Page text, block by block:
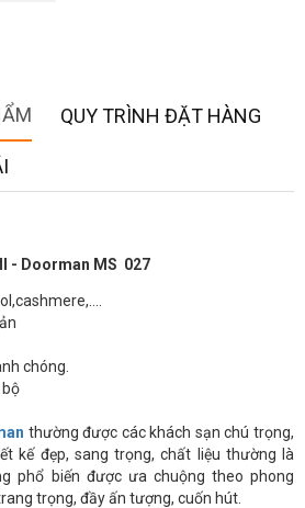
QUY TRÌNH ĐẶT HÀNG
- Doorman MS 027
chóng.
thường được các khách sạn chú trọng,
kế đẹp, sang trọng, chất liệu thường là
phổ biến được ưa chuộng theo phong
trọng, đầy ấn tượng, cuốn hút.